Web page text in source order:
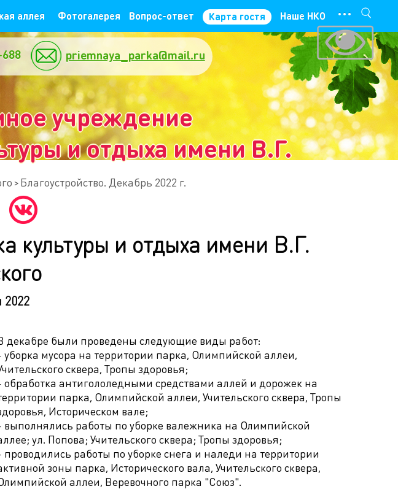
аллея Фотогалерея Вопрос-ответ Карта гостя Наше НКО ···
учреждение
и отдыха имени В.Г.
priemnaya_parka@mail.ru
Благоустройство. Декабрь 2022 г.
культуры и отдыха имени В.Г.
2022
декабре были проведены следующие виды работ:
уборка мусора на территории парка, Олимпийской аллеи,
сквера, Тропы здоровья;
обработка антигололедными средствами аллей и дорожек на
парка, Олимпийской аллеи, Учительского сквера, Тропы
Историческом вале;
выполнялись работы по уборке валежника на Олимпийской
ул. Попова; Учительского сквера; Тропы здоровья;
проводились работы по уборке снега и наледи на территории
зоны парка, Исторического вала, Учительского сквера,
аллеи, Веревочного парка "Союз".